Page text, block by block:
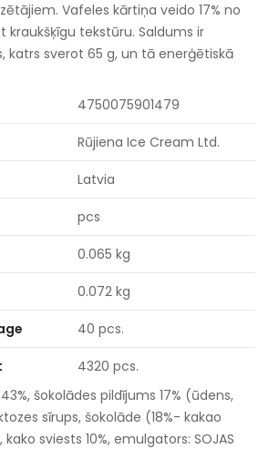
Vafeles kārtiņa veido 17% no
kraukšķīgu tekstūru. Saldums ir
katrs sverot 65 g, un tā enerģētiskā
4750075901479
Rūjiena Ice Cream Ltd.
Latvia
pcs
0.065 kg
0.072 kg
40 pcs.
4320 pcs.
43%, šokolādes pildījums 17% (ūdens,
sīrups, šokolāde (18%- kakao
sviests 10%, emulgators: SOJAS